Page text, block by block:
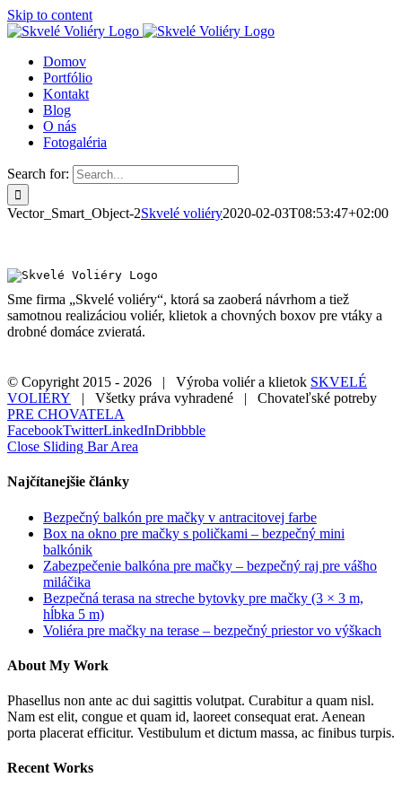
Skip to content
Domov
Portfólio
Kontakt
Blog
O nás
Fotogaléria
Search for:
Vector_Smart_Object-2Skvelé voliéry2020-02-03T08:53:47+02:00
Sme firma „Skvelé voliéry“, ktorá sa zaoberá návrhom a tiež
samotnou realizáciou voliér, klietok a chovných boxov pre vtáky a
drobné domáce zvieratá.
© Copyright 2015 - 2026 | Výroba voliér a klietok SKVELÉ
VOLIÉRY | Všetky práva vyhradené | Chovateľské potreby
PRE CHOVATELA
FacebookTwitterLinkedInDribbble
Close Sliding Bar Area
Najčítanejšie články
Bezpečný balkón pre mačky v antracitovej farbe
Box na okno pre mačky s poličkami – bezpečný mini
balkónik
Zabezpečenie balkóna pre mačky – bezpečný raj pre vášho
miláčika
Bezpečná terasa na streche bytovky pre mačky (3 × 3 m,
hĺbka 5 m)
Voliéra pre mačky na terase – bezpečný priestor vo výškach
About My Work
Phasellus non ante ac dui sagittis volutpat. Curabitur a quam nisl.
Nam est elit, congue et quam id, laoreet consequat erat. Aenean
porta placerat efficitur. Vestibulum et dictum massa, ac finibus turpis.
Recent Works